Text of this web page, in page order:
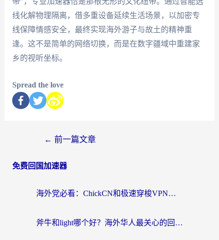
线化解物理隔离，借多重设备延续生活场景，以加密专
线保障情感安全，最终实现海外游子与故土的精神重
逢。这不是简单的网络切换，而是在数字疆域中重建家
乡的视听坐标。
Spread the love
← 前一篇文章
免费回国加速器
海外党必看：ChickCN和极速穿梭VPN好用吗？3招教你选对回国加速器无缝刷国内资源
斧牛和light哪个好？海外华人最关心的回国加速器选择难题，一篇讲透